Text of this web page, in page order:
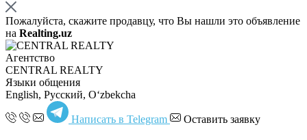
Пожалуйста, скажите продавцу, что Вы нашли это объявление
на Realting.uz
Агентство
CENTRAL REALTY
Языки общения
English, Русский, Oʻzbekcha
Написать в Telegram Оставить заявку